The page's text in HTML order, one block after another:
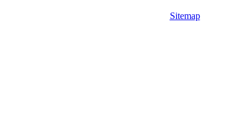
Sitemap